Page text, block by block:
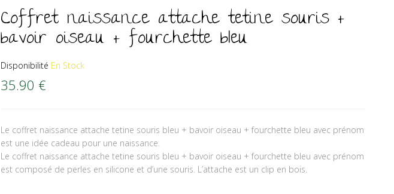
Coffret naissance attache tetine souris +
bavoir oiseau + fourchette bleu
Disponibilité En Stock
35.90 €
Le coffret naissance attache tetine souris bleu + bavoir oiseau + fourchette bleu avec prénom
est une idée cadeau pour une naissance.
Le coffret naissance attache tetine souris bleu + bavoir oiseau + fourchette bleu avec prénom
est composé de perles en silicone et d’une souris. L’attache est un clip en bois.